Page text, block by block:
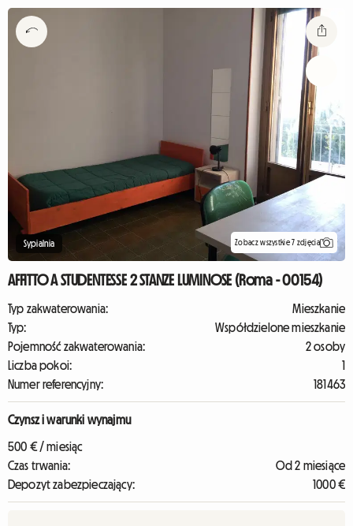
Sypialnia Zobacz wszystkie 7 zdjęcia
AFFITTO A STUDENTESSE 2 STANZE LUMINOSE (Roma - 00154)
Typ zakwaterowania:
Mieszkanie
Typ:
Współdzielone mieszkanie
Pojemność zakwaterowania:
2 osoby
Liczba pokoi:
1
Numer referencyjny:
181463
Czynsz i warunki wynajmu
500 € / miesiąc
Czas trwania:
Od 2 miesiące
Depozyt zabezpieczający:
1000 €